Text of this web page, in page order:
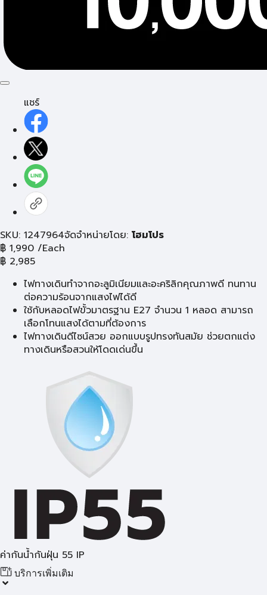
แชร์
SKU: 1247964จัดจำหน่ายโดย: โฮมโปร
฿ 1,990 /Each
฿ 2,985
ไฟทางเดินทำจากอะลูมิเนียมและอะคริลิกคุณภาพดี ทนทาน
ต่อความร้อนจากแสงไฟได้ดี
ใช้กับหลอดไฟขั้วมาตรฐาน E27 จำนวน 1 หลอด สามารถ
เลือกโทนแสงได้ตามที่ต้องการ
ไฟทางเดินดีไซน์สวย ออกแบบรูปทรงทันสมัย ช่วยตกแต่ง
ทางเดินหรือสวนให้โดดเด่นขึ้น
ค่ากันน้ำกันฝุ่น 55 IP
บริการเพิ่มเติม